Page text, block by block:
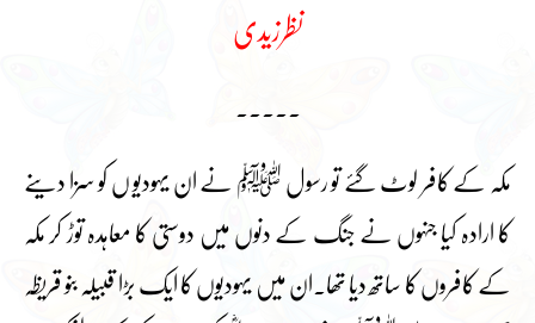
نظرزیدی
مکہ کے کافر لوٹ گئے تو رسول ﷺ نے ان یہودیو ں کو سزا دینے
کا ارادہ کیا جنہوں نے جنگ کے دنوں میں دوستی کا معاہدہ توڑ کر مکہ
کے کافروں کا ساتھ دیا تھا۔ان میں یہودیوں کا ایک بڑا قبیلہ بنو قریظہ